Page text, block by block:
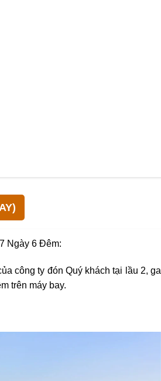
Ngày 6 Đêm:
công ty đón Quý khách tại lầu 2, ga
trên máy bay.